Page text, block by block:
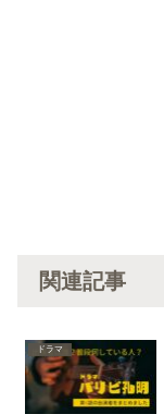
関連記事
ドラマ